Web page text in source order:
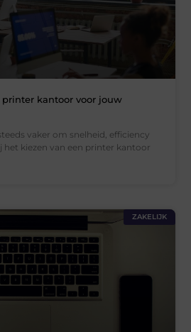
kantoor voor jouw
vaker om snelheid, efficiency
het kiezen van een printer kantoor
ZAKELIJK